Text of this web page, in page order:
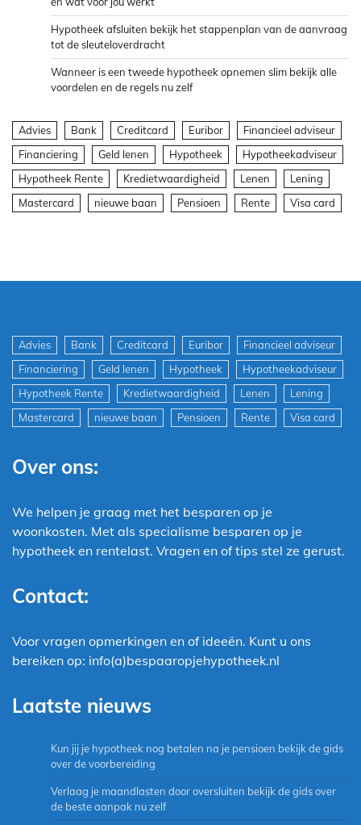
Hypotheek afsluiten bekijk het stappenplan van de aanvraag
tot de sleuteloverdracht
Wanneer is een tweede hypotheek opnemen slim bekijk alle
voordelen en de regels nu zelf
Advies Bank Creditcard Euribor
Financieel adviseur
Financiering
Geld lenen Hypotheek
Hypotheekadviseur
Hypotheek Rente
Kredietwaardigheid Lenen
Lening
Mastercard
nieuwe baan Pensioen Rente Visa card
Advies Bank Creditcard Euribor
Financieel adviseur
Financiering
Geld lenen Hypotheek
Hypotheekadviseur
Hypotheek Rente
Kredietwaardigheid Lenen
Lening
Mastercard
nieuwe baan Pensioen Rente Visa card
Over ons:
We helpen je graag met het besparen op je
woonkosten. Met als specialisme besparen op je
hypotheek en rentelast. Vragen en of tips stel ze gerust.
Contact:
Voor vragen opmerkingen en of ideeën. Kunt u ons
bereiken op: info(a)bespaaropjehypotheek.nl
Laatste nieuws
Kun jij je hypotheek nog betalen na je pensioen bekijk de gids
over de voorbereiding
Verlaag je maandlasten door oversluiten bekijk de gids over
de beste aanpak nu zelf